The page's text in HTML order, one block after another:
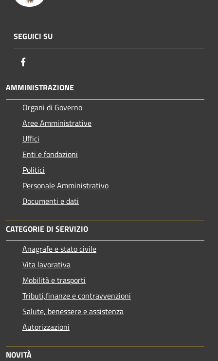
SEGUICI SU
AMMINISTRAZIONE
Organi di Governo
Aree Amministrative
Uffici
Enti e fondazioni
Politici
Personale Amministrativo
Documenti e dati
CATEGORIE DI SERVIZIO
Anagrafe e stato civile
Vita lavorativa
Mobilità e trasporti
Tributi,finanze e contravvenzioni
Salute, benessere e assistenza
Autorizzazioni
NOVITÀ